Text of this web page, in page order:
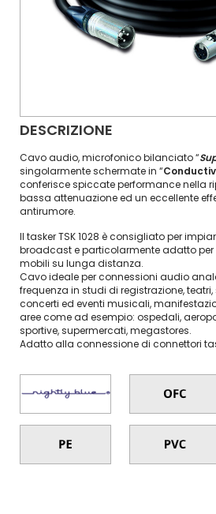
DESCRIZIONE
Cavo audio, microfonico bilanciato “
singolarmente schermate in “
conferisce spiccate performance nella
bassa attenuazione ed un eccellente
antirumore.
Il tasker TSK 1028 è consigliato per
broadcast e particolarmente adatto per
mobili su lunga distanza.
Cavo ideale per connessioni audio
frequenza in studi di registrazione,
concerti ed eventi musicali,
aree come ad esempio: ospedali,
sportive, supermercati, megastores.
Adatto alla connessione di connettori